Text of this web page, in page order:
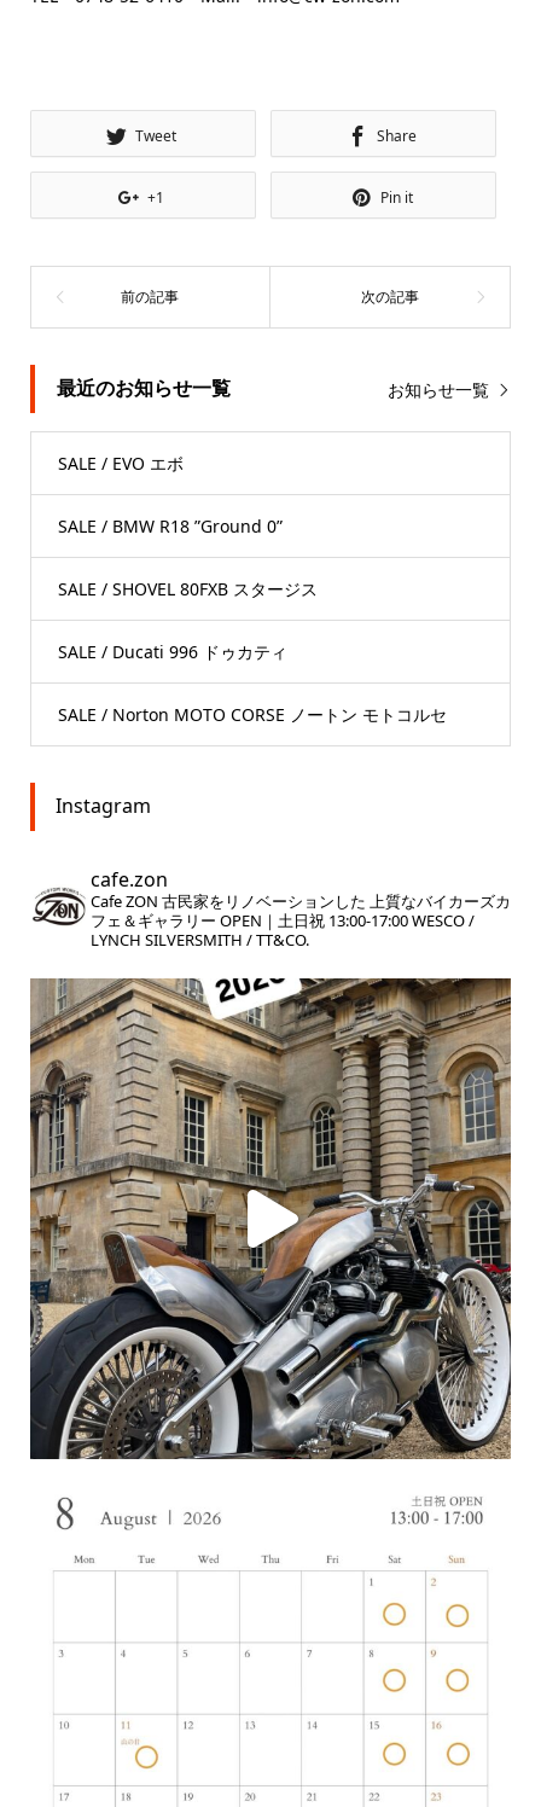
Tweet Share
+1 Pin it
最近のお知らせ一覧 お知らせ一覧
SALE / EVO エボ
SALE / BMW R18 ”Ground 0”
SALE / SHOVEL 80FXB スタージス
SALE / Ducati 996 ドゥカティ
SALE / Norton MOTO CORSE ノートン モトコルセ
Instagram
cafe.zon
Cafe ZON 古民家をリノベーションした 上質なバイカーズカ
フェ＆ギャラリー OPEN｜土日祝 13:00-17:00WESCO /
LYNCH SILVERSMITH / TT&CO.